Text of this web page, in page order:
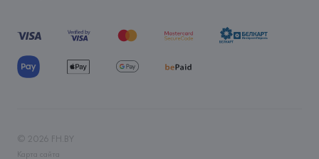
© 2026 FH.BY
Карта сайта